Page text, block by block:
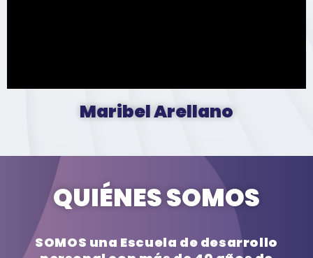
Maribel Arellano
QUIÉNES SOMOS
SOMOS una Escuela de desarrollo